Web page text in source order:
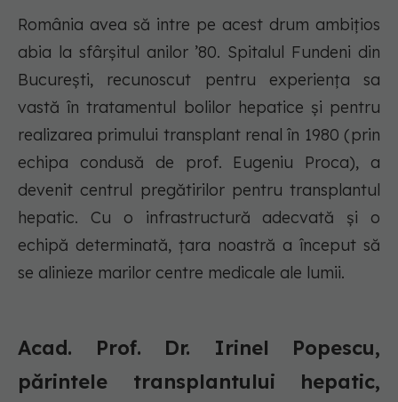
România avea să intre pe acest drum ambițios
abia la sfârșitul anilor ’80. Spitalul Fundeni din
București, recunoscut pentru experiența sa
vastă în tratamentul bolilor hepatice și pentru
realizarea primului transplant renal în 1980 (prin
echipa condusă de prof. Eugeniu Proca), a
devenit centrul pregătirilor pentru transplantul
hepatic. Cu o infrastructură adecvată și o
echipă determinată, țara noastră a început să
se alinieze marilor centre medicale ale lumii.
Acad. Prof. Dr. Irinel Popescu,
părintele transplantului hepatic,